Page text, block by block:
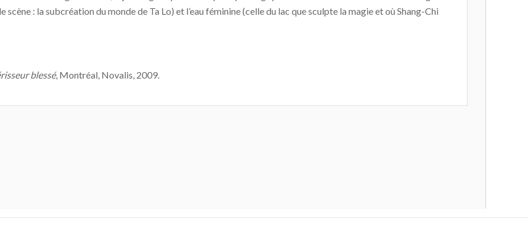
: la subcréation du monde de Ta Lo) et l’eau féminine (celle du lac que sculpte la magie et où Shang-Chi
blessé, Montréal, Novalis, 2009.